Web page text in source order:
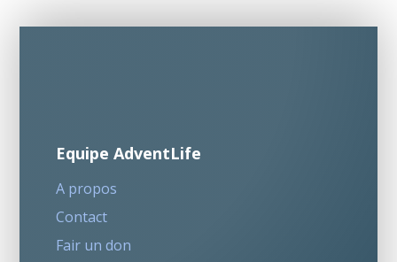
Equipe AdventLife
A propos
Contact
Fair un don